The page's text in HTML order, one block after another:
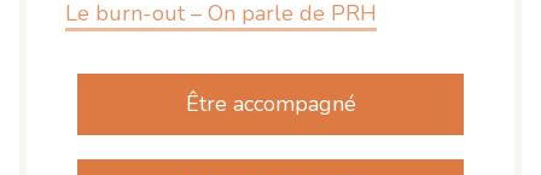
Être accompagné
Le burn-out – On parle de PRH